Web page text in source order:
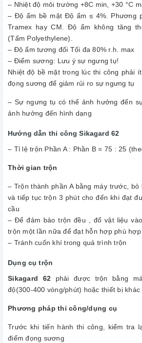
– Nhiệt độ môi trường +8C min, +30 °C
– Độ ẩm bề mặt Độ ẩm ≤ 4%. Phương
Tramex hay CM. Độ ẩm không tăng
(Tấm Polyethylene).
– Độ ẩm tương đối Tối đa 80% r.h. max
– Điểm sương: Lưu ý ‎sự ngưng tụ!
Nhiệt độ bề mặt trong lúc thi công phải
đọng sương để giảm rủi ro sự ngưng tụ
– Sự ngưng tụ có thể ảnh hưởng đến
ảnh hưởng đến hình dạng
Hướng dẫn thi công Sikagard 62
– Tỉ lệ trộn Phần A : Phần B = 75 : 25
Thời gian trộn
– Trộn thành phần A bằng máy trước,
và tiếp tục trộn 3 phút cho đến khi đạt
cầu
– Để đảm bảo trộn đều , đổ vật liệu
trộn một lần nữa để đạt hỗn hợp phù hợp
– Tránh cuốn khí trong quá trình trộn
Dụng cụ trộn
Sikagard 62 phải được trộn bằng
độ(300-400 vòng/phút) hoặc thiết bị khác
Phương pháp thi công/dụng cụ
Trước khi tiến hành thi công, kiểm tra
điểm đọng sương